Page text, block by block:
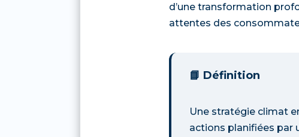
d’une transformation
attentes des
📘 Définition
Une stratégie climat
actions planifiées par